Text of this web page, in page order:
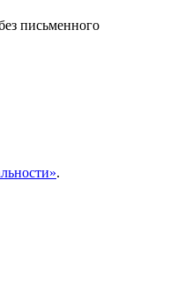
письменного
.